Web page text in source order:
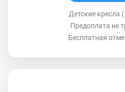
Детские кресла
Предоплата не
Бесплатная